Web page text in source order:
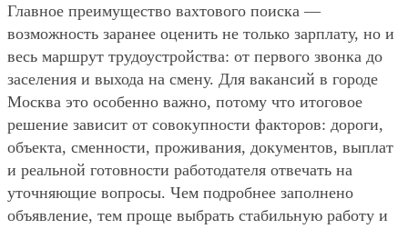
Главное преимущество вахтового поиска —
возможность заранее оценить не только зарплату, но и
весь маршрут трудоустройства: от первого звонка до
заселения и выхода на смену. Для вакансий в городе
Москва это особенно важно, потому что итоговое
решение зависит от совокупности факторов: дороги,
объекта, сменности, проживания, документов, выплат
и реальной готовности работодателя отвечать на
уточняющие вопросы. Чем подробнее заполнено
объявление, тем проще выбрать стабильную работу и